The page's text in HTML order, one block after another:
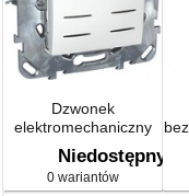
Dzwonek
elektromechaniczny
(brzęczyk)
Niedostępny
0 wariantów